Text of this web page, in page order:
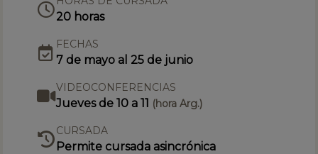
20 horas
FECHAS
7 de mayo al 25 de junio
VIDEOCONFERENCIAS
Jueves de 10 a 11 (hora Arg.)
CURSADA
Permite cursada asincrónica